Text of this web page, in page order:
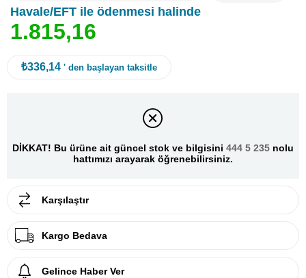
Havale/EFT ile ödenmesi halinde
1.815,16
₺336,14 ' den başlayan taksitle
DİKKAT! Bu ürüne ait güncel stok ve bilgisini 444 5 235 nolu
hattımızı arayarak öğrenebilirsiniz.
Karşılaştır
Kargo Bedava
Gelince Haber Ver